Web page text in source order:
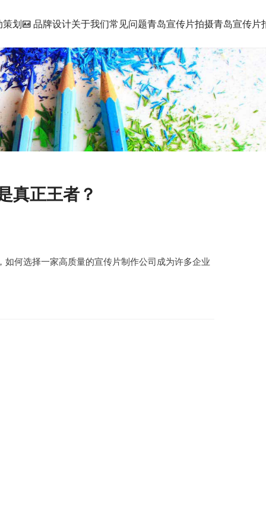
策划 品牌设计关于我们常见问题青岛宣传片拍摄青岛宣传片
真正王者？
何选择一家高质量的宣传片制作公司成为许多企业